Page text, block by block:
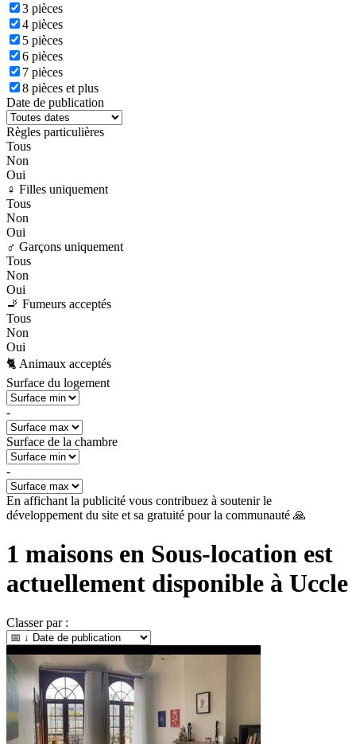
3 pièces
4 pièces
5 pièces
6 pièces
7 pièces
8 pièces et plus
Date de publication
Règles particulières
Tous
Non
Oui
♀️ Filles uniquement
Tous
Non
Oui
♂️ Garçons uniquement
Tous
Non
Oui
🚬 Fumeurs acceptés
Tous
Non
Oui
🐈 Animaux acceptés
Surface du logement
-
Surface de la chambre
-
En affichant la publicité vous contribuez à soutenir le
développement du site et sa gratuité pour la communauté 🙏
1 maisons en Sous-location est
actuellement disponible à Uccle
Classer par :